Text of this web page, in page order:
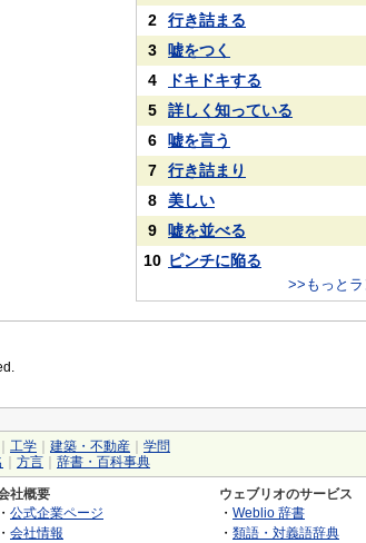
2
行き詰まる
3
嘘をつく
4
ドキドキする
5
詳しく知っている
6
嘘を言う
7
行き詰まり
8
美しい
9
嘘を並べる
10 ピンチに陥る
>>もっと
工学 建築・不動産
学問
方言 辞書・百科事典
社概要
・ 公式企業ページ
・ 会社情報
ウェブリオのサービス
・ Weblio 辞書
・ 類語・対義語辞典